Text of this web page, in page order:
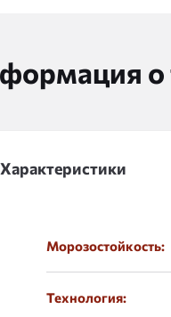
о
Характеристики
Морозостойкость:
Технология: